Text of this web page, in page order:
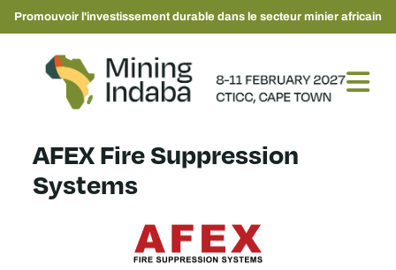
Promouvoir l'investissement durable dans le secteur minier africain
AFEX Fire Suppression
Systems